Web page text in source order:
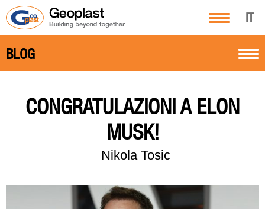
IT
BLOG
CONGRATULAZIONI A ELON
MUSK!
Nikola Tosic